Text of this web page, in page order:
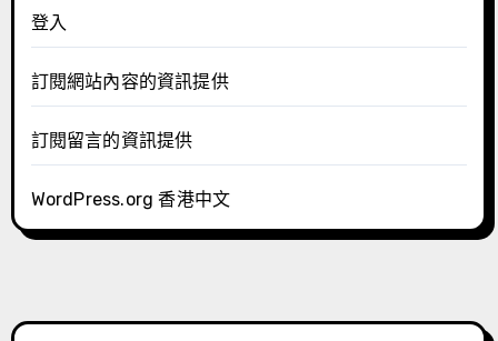
登入
訂閱網站內容的資訊提供
訂閱留言的資訊提供
WordPress.org 香港中文